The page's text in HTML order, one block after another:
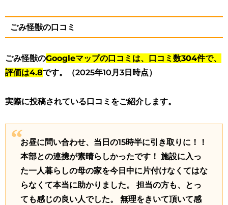
ごみ怪獣の口コミ
ごみ怪獣のGoogleマップの口コミは、口コミ数304件で、
評価は4.8です。（2025年10月3日時点）
実際に投稿されている口コミをご紹介します。
お昼に問い合わせ、当日の15時半に引き取りに！！
本部との連携が素晴らしかったです！ 施設に入っ
た一人暮らしの母の家を今日中に片付けなくてはな
らなくて本当に助かりました。 担当の方も、とっ
ても感じの良い人でした。 無理をきいて頂いて感